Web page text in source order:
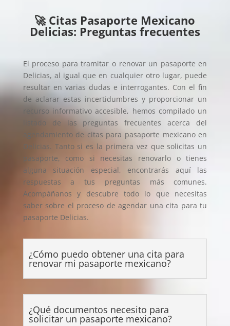
🚀 Citas Pasaporte Mexicano
Delicias: Preguntas frecuentes
El proceso para tramitar o renovar un pasaporte en
Delicias, al igual que en cualquier otro lugar, puede
resultar en varias dudas e interrogantes. Con el fin
de aclarar estas incertidumbres y proporcionar un
recurso informativo accesible, hemos compilado un
listado de las preguntas frecuentes acerca del
agendamiento de citas para pasaporte mexicano en
Delicias. Tanto si es la primera vez que solicitas un
pasaporte, como si necesitas renovarlo o tienes
alguna situación especial, encontrarás aquí las
respuestas a tus preguntas más comunes.
Acompáñanos y descubre todo lo que necesitas
saber sobre el proceso de agendar una cita para tu
pasaporte Delicias.
¿Cómo puedo obtener una cita para
renovar mi pasaporte mexicano?
¿Qué documentos necesito para
solicitar un pasaporte mexicano?